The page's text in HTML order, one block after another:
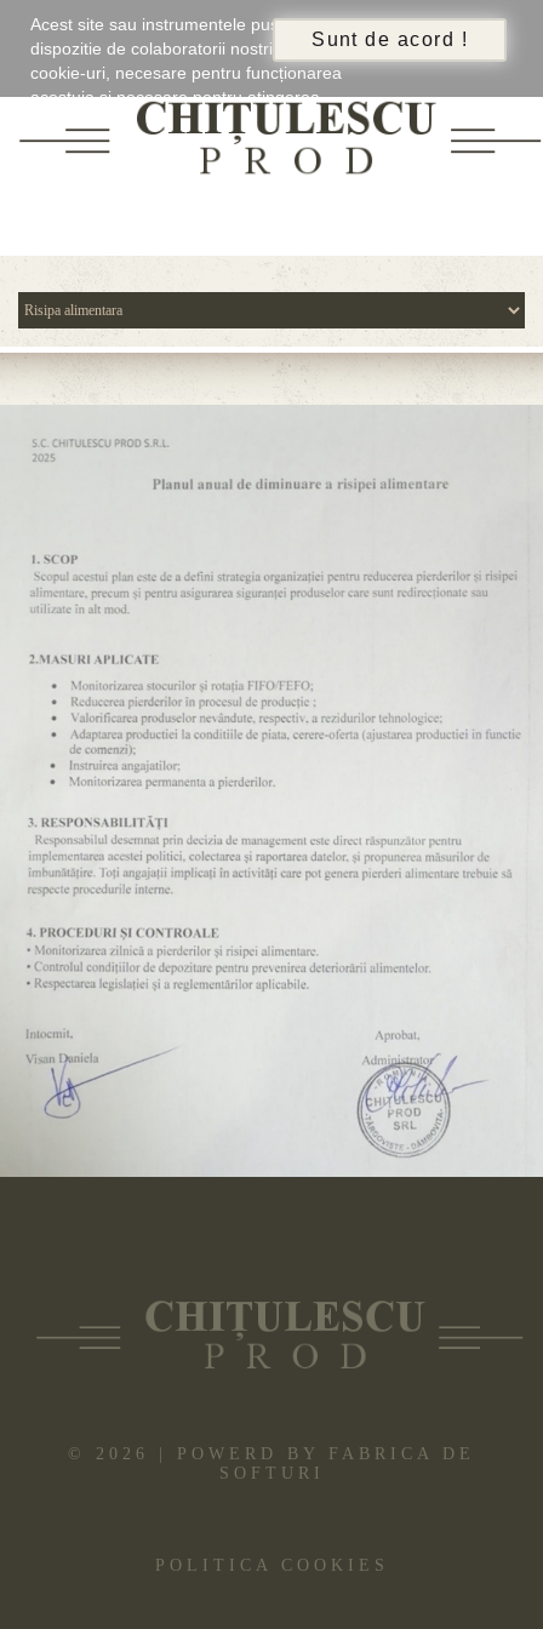
© 2026 | POWERD BY
FABRICA DE
SOFTURI
POLITICA COOKIES
Acest site sau instrumentele puse la
dispozitie de colaboratorii nostrii utilizează
cookie-uri, necesare pentru funcționarea
acestuia și necesare pentru atingerea
scopurilor de functionare a acestui site.
Dacă închideți acest banner, derulati
această pagină, faceti clic pe un link sau